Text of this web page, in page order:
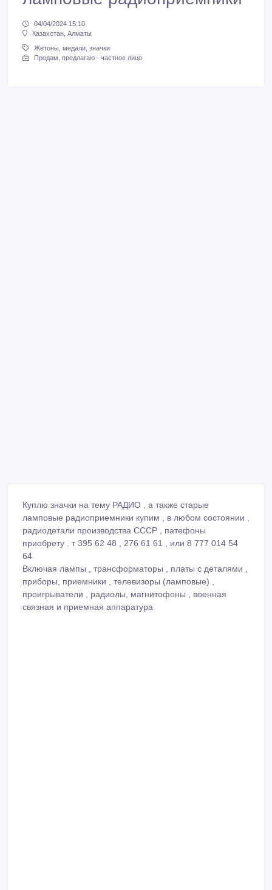
04/04/2024 15:10
Казахстан, Алматы
Жетоны, медали, значки
Продам, предлагаю - частное лицо
Куплю значки на тему РАДИО , а также старые
ламповые радиоприемники купим , в любом состоянии ,
радиодетали производства СССР , патефоны
приобрету . т 395 62 48 , 276 61 61 , или 8 777 014 54
64
Включая лампы , трансформаторы , платы с деталями ,
приборы, приемники , телевизоры (ламповые) ,
проигрыватели , радиолы, магнитофоны , военная
связная и приемная аппаратура